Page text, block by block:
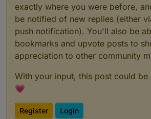
exactly where you were before,
be notified of new replies (either
push notification). You'll also be
bookmarks and upvote posts to
appreciation to other community
With your input, this post could be
💗
Register Login